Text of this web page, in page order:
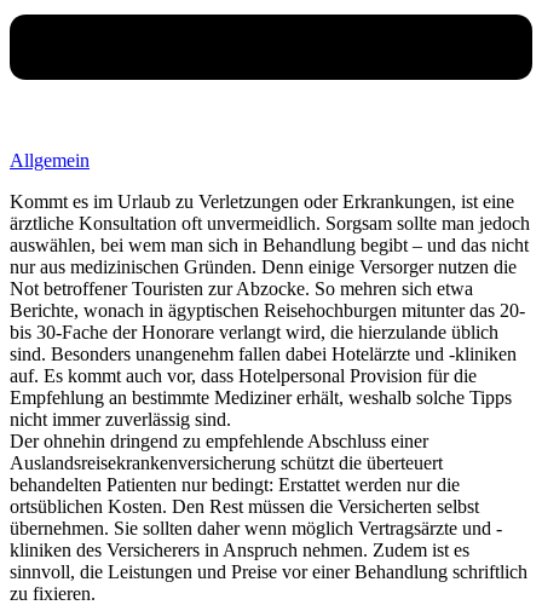
Allgemein
Kommt es im Urlaub zu Verletzungen oder Erkrankungen, ist eine
ärztliche Konsultation oft unvermeidlich. Sorgsam sollte man jedoch
auswählen, bei wem man sich in Behandlung begibt – und das nicht
nur aus medizinischen Gründen. Denn einige Versorger nutzen die
Not betroffener Touristen zur Abzocke. So mehren sich etwa
Berichte, wonach in ägyptischen Reisehochburgen mitunter das 20-
bis 30-Fache der Honorare verlangt wird, die hierzulande üblich
sind. Besonders unangenehm fallen dabei Hotelärzte und -kliniken
auf. Es kommt auch vor, dass Hotelpersonal Provision für die
Empfehlung an bestimmte Mediziner erhält, weshalb solche Tipps
nicht immer zuverlässig sind.
Der ohnehin dringend zu empfehlende Abschluss einer
Auslandsreisekrankenversicherung schützt die überteuert
behandelten Patienten nur bedingt: Erstattet werden nur die
ortsüblichen Kosten. Den Rest müssen die Versicherten selbst
übernehmen. Sie sollten daher wenn möglich Vertragsärzte und -
kliniken des Versicherers in Anspruch nehmen. Zudem ist es
sinnvoll, die Leistungen und Preise vor einer Behandlung schriftlich
zu fixieren.